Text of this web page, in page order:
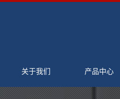
关于我们 产品中心